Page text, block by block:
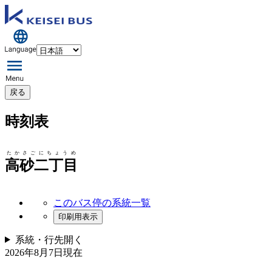
戻る
時刻表
高砂二丁目
たかさごにちょうめ
このバス停の系統一覧
印刷用表示
系統・行先開く
2026年8月7日 現在